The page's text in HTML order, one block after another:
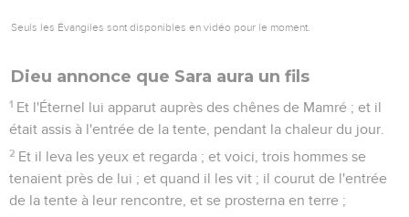
Seuls les Évangiles sont disponibles en vidéo pour le moment.
Dieu annonce que Sara aura un fils
1 Et l'Éternel lui apparut auprès des chênes de Mamré ; et il
était assis à l'entrée de la tente, pendant la chaleur du jour.
2 Et il leva les yeux et regarda ; et voici, trois hommes se
tenaient près de lui ; et quand il les vit ; il courut de l'entrée
de la tente à leur rencontre, et se prosterna en terre ;